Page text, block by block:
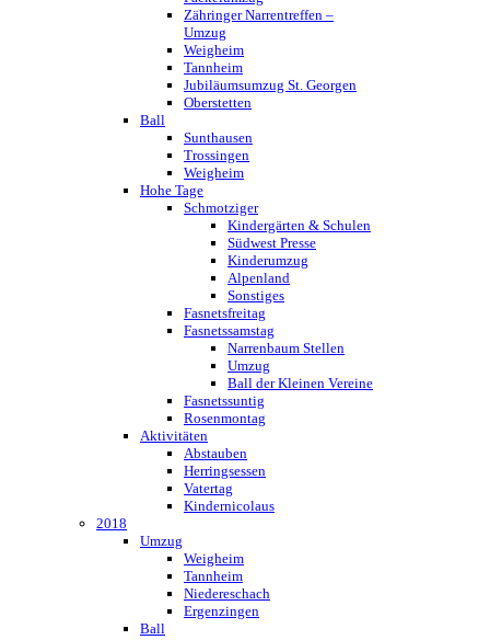
Zähringer Narrentreffen –
Umzug
Weigheim
Tannheim
Jubiläumsumzug St. Georgen
Oberstetten
Ball
Sunthausen
Trossingen
Weigheim
Hohe Tage
Schmotziger
Kindergärten & Schulen
Südwest Presse
Kinderumzug
Alpenland
Sonstiges
Fasnetsfreitag
Fasnetssamstag
Narrenbaum Stellen
Umzug
Ball der Kleinen Vereine
Fasnetssuntig
Rosenmontag
Aktivitäten
Abstauben
Herringsessen
Vatertag
Kindernicolaus
2018
Umzug
Weigheim
Tannheim
Niedereschach
Ergenzingen
Ball